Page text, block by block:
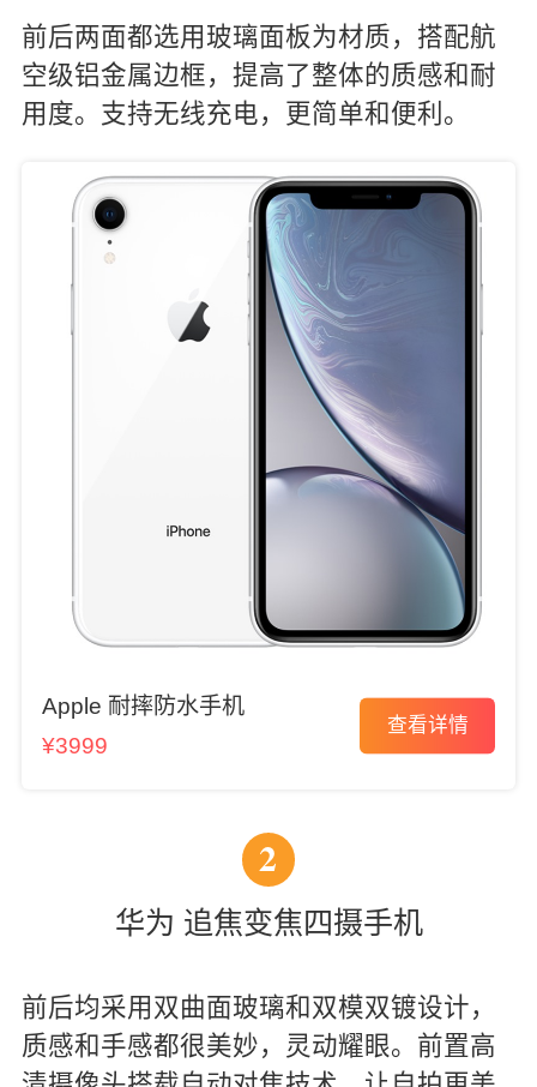
前后两面都选用玻璃面板为材质，搭配航
空级铝金属边框，提高了整体的质感和耐
用度。支持无线充电，更简单和便利。
Apple 耐摔防水手机
¥3999
查看详情
2
华为 追焦变焦四摄手机
前后均采用双曲面玻璃和双模双镀设计，
质感和手感都很美妙，灵动耀眼。前置高